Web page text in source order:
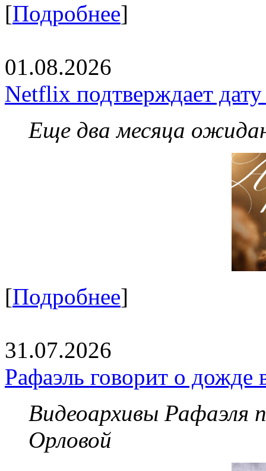
[Подробнее]
01.08.2026
Netflix подтверждает
Еще два месяца
[Подробнее]
31.07.2026
Рафаэль говорит о дожде
Видеоархивы Рафаэля
Орловой